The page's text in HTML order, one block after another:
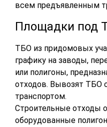
всем предъявленным
Площадки под
ТБО из придомовых
графику на заводы,
или полигоны,
отходов. Вывозят ТБО
транспортом.
Строительные отходы
оборудованные